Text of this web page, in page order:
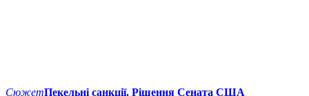
СюжетПекельні санкції. Рішення Сената США